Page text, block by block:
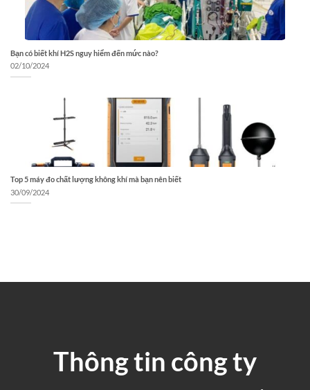
Bạn có biết khí H2S nguy hiểm đến mức nào?
02/10/2024
Top 5 máy đo chất lượng không khí mà bạn nên biết
30/09/2024
Thông tin công ty